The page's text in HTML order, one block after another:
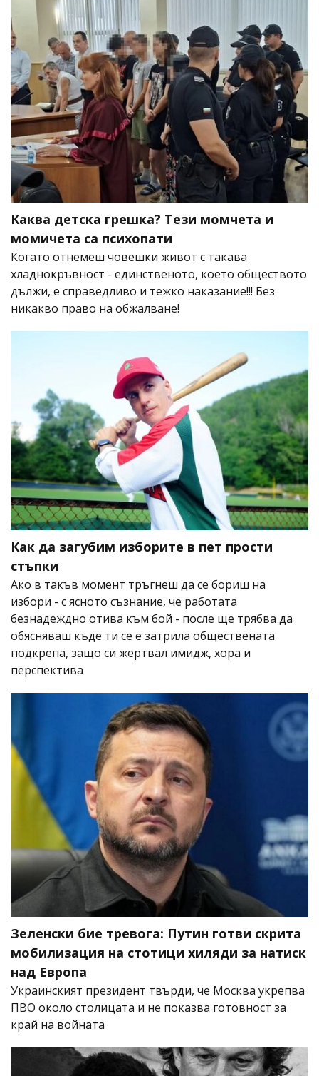
Каква детска грешка? Тези момчета и
момичета са психопати
Когато отнемеш човешки живот с такава
хладнокръвност - единственото, което обществото
дължи, е справедливо и тежко наказание!!! Без
никакво право на обжалване!
Как да загубим изборите в пет прости
стъпки
Ако в такъв момент тръгнеш да се бориш на
избори - с ясното съзнание, че работата
безнадеждно отива към бой - после ще трябва да
обясняваш къде ти се е затрила обществената
подкрепа, защо си жертвал имидж, хора и
перспектива
Зеленски бие тревога: Путин готви скрита
мобилизация на стотици хиляди за натиск
над Европа
Украинският президент твърди, че Москва укрепва
ПВО около столицата и не показва готовност за
край на войната